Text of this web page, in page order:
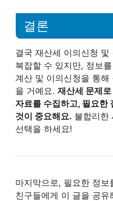
결론
결국 재산세 이의신청
복잡할 수 있지만, 정보
계산 및 이의신청을 통
을 거예요. 재산세 문제
자료를 수집하고, 필요한
것이 중요해요. 불합리한
선택을 하세요!
마지막으로, 필요한 정
친구들에게 이 글을 공